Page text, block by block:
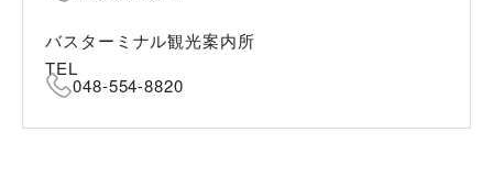
バスターミナル観光案内所
TEL
048-554-8820